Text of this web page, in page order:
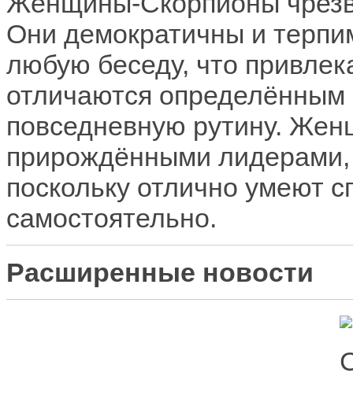
Они демократичны и
любую беседу, что
отличаются
повседневную рутину.
прирождёнными
поскольку отлично умеют
самостоятельно.
Расширенные новости